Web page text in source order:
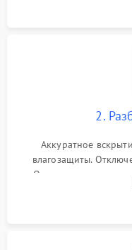
2.
Аккуратное
влагозащиты.
Очистка внутренних
обработка